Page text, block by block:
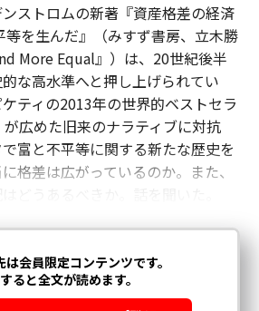
ストロムの新著『資産格差の経済
等を生んだ』（みすず書房、立木勝
More Equal』）は、20世紀後半
な高水準へと押し上げられてい
ティの2013年の世界的ベストセラ
広めた旧来のナラティブに対抗
富と不平等に関する新たな歴史を
格差は広がっているのか。また、